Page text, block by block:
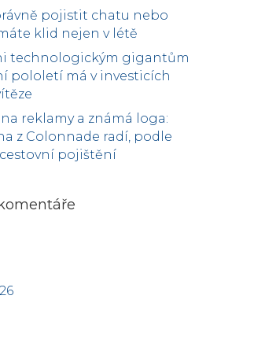
pojistit chatu nebo
klid nejen v létě
technologickým gigantům
pololetí má v investicích
reklamy a známá loga:
z Colonnade radí, podle
pojištění